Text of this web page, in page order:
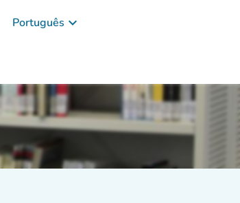
Português keyboard_arrow_down